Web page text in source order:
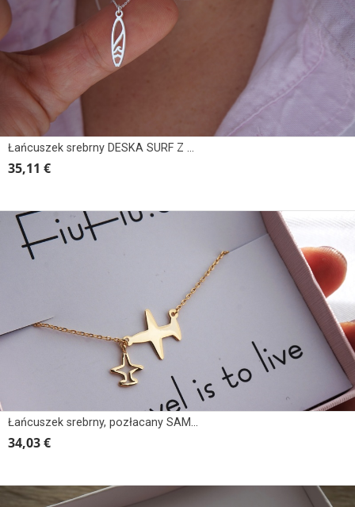
Łańcuszek srebrny DESKA SURF Z FALĄ
35,11 €
Łańcuszek srebrny, pozłacany SAMOLOT
34,03 €